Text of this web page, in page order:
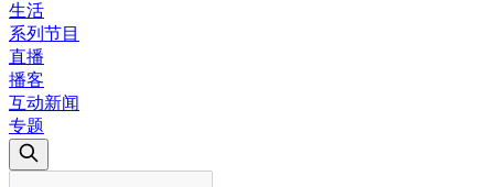
生活
系列节目
直播
播客
互动新闻
专题